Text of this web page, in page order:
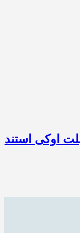
اوکی استند